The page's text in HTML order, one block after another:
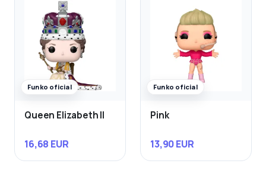
Funko oficial
Queen Elizabeth II
16,68 EUR
Funko oficial
Pink
13,90 EUR